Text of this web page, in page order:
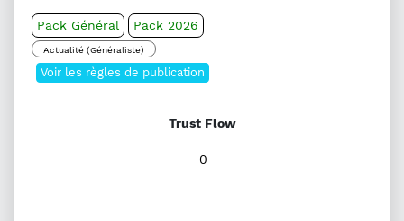
Pack Général Pack 2026
Actualité (Généraliste)
Voir les règles de publication
Trust Flow
0